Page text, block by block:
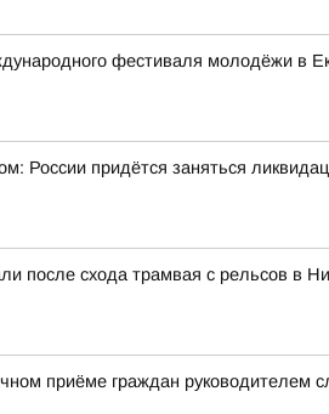
фестиваля молодёжи в
России придётся заняться
после схода трамвая с рельсов в
приёме граждан руководителем